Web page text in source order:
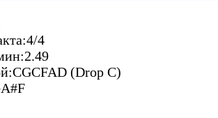
4/4
2.49
CGCFAD (Drop C)